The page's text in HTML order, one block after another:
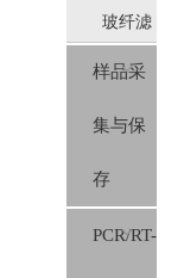
料
玻纤滤
膜（硅
胶膜）
样品采
集与保
存
PCR/RT-